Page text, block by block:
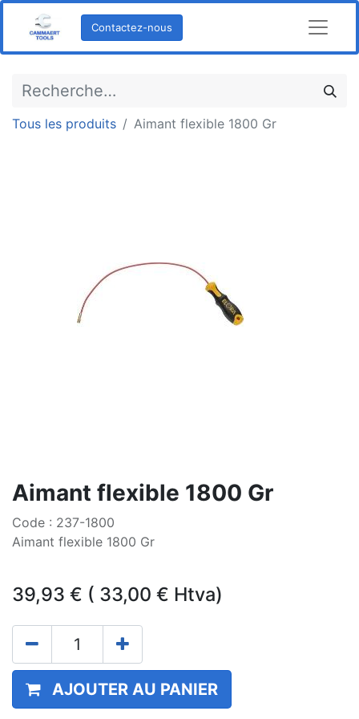
Contactez-nous
Tous les produits Aimant flexible 1800 Gr
Aimant flexible 1800 Gr
Code : 237-1800
Aimant flexible 1800 Gr
39,93 € ( 33,00 € Htva)
AJOUTER AU PANIER